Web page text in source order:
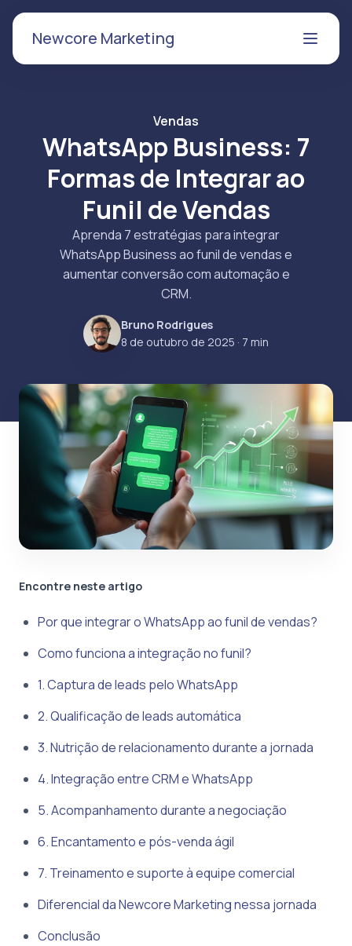
Newcore Marketing
Vendas
WhatsApp Business: 7
Formas de Integrar ao
Funil de Vendas
Aprenda 7 estratégias para integrar
WhatsApp Business ao funil de vendas e
aumentar conversão com automação e
CRM.
Bruno Rodrigues
8 de outubro de 2025 · 7 min
Encontre neste artigo
Por que integrar o WhatsApp ao funil de vendas?
Como funciona a integração no funil?
1. Captura de leads pelo WhatsApp
2. Qualificação de leads automática
3. Nutrição de relacionamento durante a jornada
4. Integração entre CRM e WhatsApp
5. Acompanhamento durante a negociação
6. Encantamento e pós-venda ágil
7. Treinamento e suporte à equipe comercial
Diferencial da Newcore Marketing nessa jornada
Conclusão